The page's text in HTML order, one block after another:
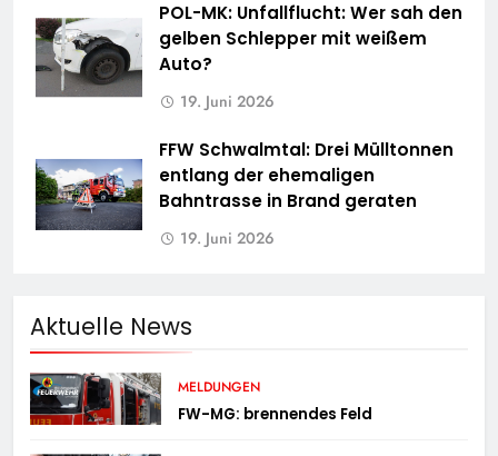
POL-MK: Unfallflucht: Wer sah den
gelben Schlepper mit weißem
Auto?
19. Juni 2026
FFW Schwalmtal: Drei Mülltonnen
entlang der ehemaligen
Bahntrasse in Brand geraten
19. Juni 2026
Aktuelle News
MELDUNGEN
FW-MG: brennendes Feld